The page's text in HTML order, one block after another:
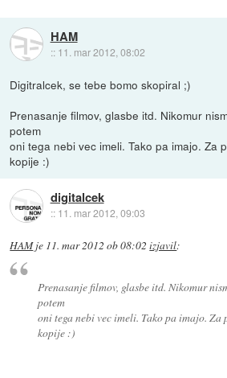
HAM
:: 11. mar 2012, 08:02
Digitralcek, se tebe bomo skopiral ;)
Prenasanje filmov, glasbe itd. Nikomur
potem
oni tega nebi vec imeli. Tako pa imajo. Za
kopije :)
digitalcek
:: 11. mar 2012, 09:03
HAMje 11. mar 2012 ob 08:02 izjavil:
Prenasanje filmov, glasbe itd. Nikomur
potem
oni tega nebi vec imeli. Tako pa imajo. Za
kopije :)